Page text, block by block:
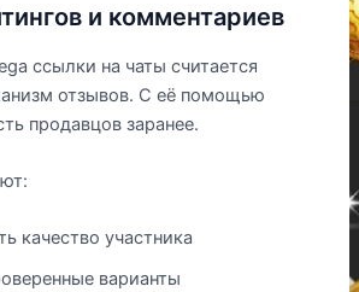
и комментариев
ссылки на чаты считается
отзывов. С её помощью
продавцов заранее.
качество участника
варианты